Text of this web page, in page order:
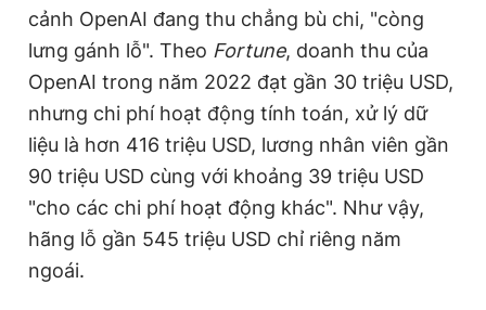
cảnh OpenAI đang thu chẳng bù chi, "còng
lưng gánh lỗ". Theo Fortune, doanh thu của
OpenAI trong năm 2022 đạt gần 30 triệu USD,
nhưng chi phí hoạt động tính toán, xử lý dữ
liệu là hơn 416 triệu USD, lương nhân viên gần
90 triệu USD cùng với khoảng 39 triệu USD
"cho các chi phí hoạt động khác". Như vậy,
hãng lỗ gần 545 triệu USD chỉ riêng năm
ngoái.